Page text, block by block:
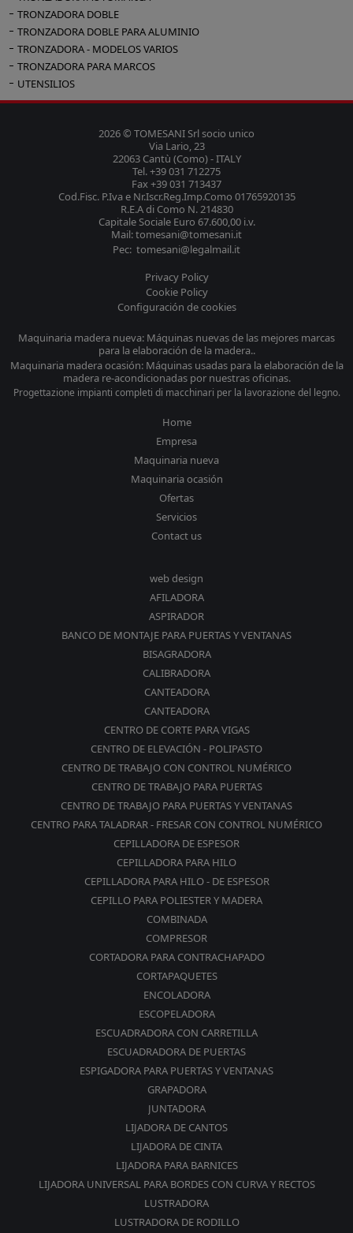
TRONZADORA DOBLE
TRONZADORA DOBLE PARA ALUMINIO
TRONZADORA - MODELOS VARIOS
TRONZADORA PARA MARCOS
UTENSILIOS
2026 © TOMESANI Srl socio unico
Via Lario, 23
22063 Cantù (Como) - ITALY
Tel. +39 031 712275
Fax +39 031 713437
Cod.Fisc. P.Iva e Nr.Iscr.Reg.Imp.Como 01765920135
R.E.A di Como N. 214830
Capitale Sociale Euro 67.600,00 i.v.
Mail: tomesani@tomesani.it
Pec: tomesani@legalmail.it
Privacy Policy
Cookie Policy
Configuración de cookies
Maquinaria madera nueva: Máquinas nuevas de las mejores marcas
para la elaboración de la madera..
Maquinaria madera ocasión: Máquinas usadas para la elaboración de la
madera re-acondicionadas por nuestras oficinas.
Progettazione impianti completi di macchinari per la lavorazione del legno.
Home
Empresa
Maquinaria nueva
Maquinaria ocasión
Ofertas
Servicios
Contact us
web design
AFILADORA
ASPIRADOR
BANCO DE MONTAJE PARA PUERTAS Y VENTANAS
BISAGRADORA
CALIBRADORA
CANTEADORA
CANTEADORA
CENTRO DE CORTE PARA VIGAS
CENTRO DE ELEVACIÓN - POLIPASTO
CENTRO DE TRABAJO CON CONTROL NUMÉRICO
CENTRO DE TRABAJO PARA PUERTAS
CENTRO DE TRABAJO PARA PUERTAS Y VENTANAS
CENTRO PARA TALADRAR - FRESAR CON CONTROL NUMÉRICO
CEPILLADORA DE ESPESOR
CEPILLADORA PARA HILO
CEPILLADORA PARA HILO - DE ESPESOR
CEPILLO PARA POLIESTER Y MADERA
COMBINADA
COMPRESOR
CORTADORA PARA CONTRACHAPADO
CORTAPAQUETES
ENCOLADORA
ESCOPELADORA
ESCUADRADORA CON CARRETILLA
ESCUADRADORA DE PUERTAS
ESPIGADORA PARA PUERTAS Y VENTANAS
GRAPADORA
JUNTADORA
LIJADORA DE CANTOS
LIJADORA DE CINTA
LIJADORA PARA BARNICES
LIJADORA UNIVERSAL PARA BORDES CON CURVA Y RECTOS
LUSTRADORA
LUSTRADORA DE RODILLO